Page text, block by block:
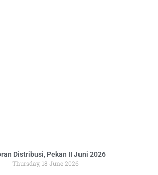
Distribusi, Pekan II Juni 2026
Thursday, 18 June 2026